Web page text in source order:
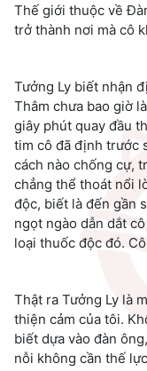
Thế giới thuộc về
trở thành nơi mà cô
Tưởng Ly biết nhận
Thâm chưa bao giờ
giây phút quay đầu
tim cô đã định trước
cách nào chống cự,
chẳng thể thoát nổi
độc, biết là đến gần
ngọt ngào dẫn dắt
loại thuốc độc đó.
Thật ra Tưởng Ly là
thiện cảm của tôi.
biết dựa vào đàn
nỗi không cần thế